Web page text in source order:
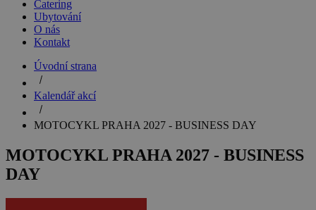
Catering
Ubytování
O nás
Kontakt
Úvodní strana
Kalendář akcí
MOTOCYKL PRAHA 2027 - BUSINESS DAY
MOTOCYKL PRAHA 2027 - BUSINESS
DAY